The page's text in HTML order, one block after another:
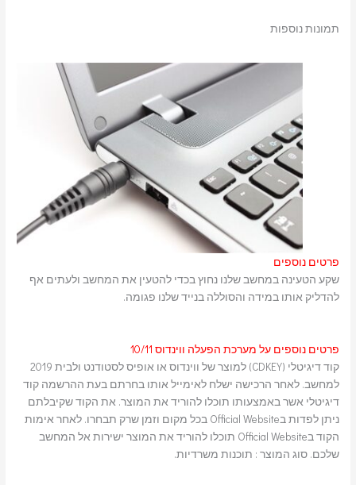
תמונות נוספות
פרטים נוספים
שקע הטעינה במחשב שלנו נחוץ בכדי להטעין את המחשב ולעתים אף
להדליק אותו במידה והסוללה בנייד שלנו פגומה.
פרטים נוספים על מערכת הפעלה ווינדוס 10/11
קוד דיגיטלי (CDKEY) למוצר של ווינדוס או אופיס לסטודנט ולבית 2019
למחשב. לאחר הרכישה ישלח לאימייל אותו בחרתם בעת ההרשמה קוד
דיגיטלי אשר באמצעותו תוכלו להוריד את המוצר. את הקוד שקיבלתם
ניתן לפדות בOfficial Website בכל מקום וזמן שרק תבחרו. לאחר אימות
הקוד בOfficial Website תוכלו להוריד את המוצר ישירות אל המחשב
שלכם. סוג המוצר : תוכנות משרדיות.